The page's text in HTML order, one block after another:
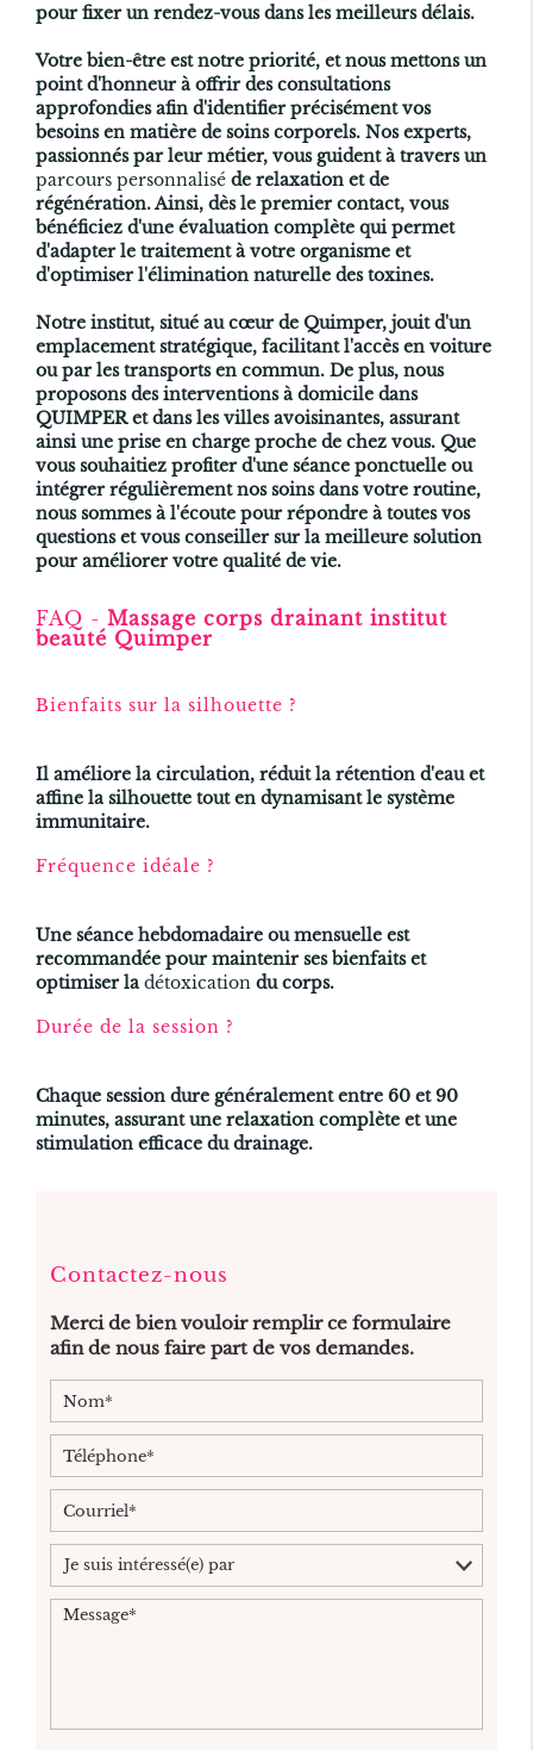
pour fixer un rendez-vous dans les meilleurs délais.
Votre bien-être est notre priorité, et nous mettons un
point d'honneur à offrir des consultations
approfondies afin d'identifier précisément vos
besoins en matière de soins corporels. Nos experts,
passionnés par leur métier, vous guident à travers un
parcours personnalisé de relaxation et de
régénération. Ainsi, dès le premier contact, vous
bénéficiez d'une évaluation complète qui permet
d'adapter le traitement à votre organisme et
d'optimiser l'élimination naturelle des toxines.
Notre institut, situé au cœur de Quimper, jouit d'un
emplacement stratégique, facilitant l'accès en voiture
ou par les transports en commun. De plus, nous
proposons des interventions à domicile dans
QUIMPER et dans les villes avoisinantes, assurant
ainsi une prise en charge proche de chez vous. Que
vous souhaitiez profiter d'une séance ponctuelle ou
intégrer régulièrement nos soins dans votre routine,
nous sommes à l'écoute pour répondre à toutes vos
questions et vous conseiller sur la meilleure solution
pour améliorer votre qualité de vie.
FAQ - Massage corps drainant institut
beauté Quimper
Bienfaits sur la silhouette ?
Il améliore la circulation, réduit la rétention d'eau et
affine la silhouette tout en dynamisant le système
immunitaire.
Fréquence idéale ?
Une séance hebdomadaire ou mensuelle est
recommandée pour maintenir ses bienfaits et
optimiser ladétoxication du corps.
Durée de la session ?
Chaque session dure généralement entre 60 et 90
minutes, assurant une relaxation complète et une
stimulation efficace du drainage.
Contactez-nous
Merci de bien vouloir remplir ce formulaire
afin de nous faire part de vos demandes.